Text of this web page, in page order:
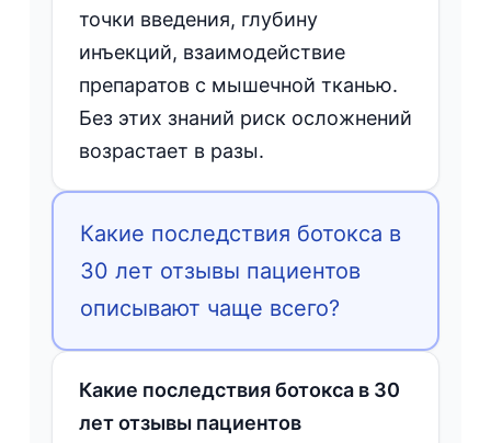
точки введения, глубину
инъекций, взаимодействие
препаратов с мышечной тканью.
Без этих знаний риск осложнений
возрастает в разы.
Какие последствия ботокса в
30 лет отзывы пациентов
описывают чаще всего?
Какие последствия ботокса в 30
лет отзывы пациентов